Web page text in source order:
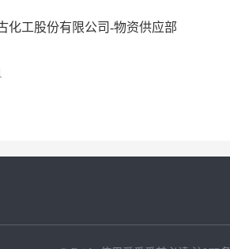
化工股份有限公司-物资供应部